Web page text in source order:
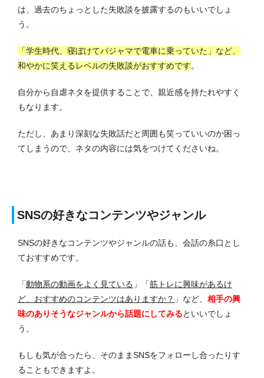
は、過去のちょっとした失敗談を披露するのもいいでしょ
う。
「学生時代、寝ぼけてパジャマで電車に乗っていた」など、
和やかに笑えるレベルの失敗談がおすすめです。
自分から自虐ネタを提供することで、親近感を持たれやすく
もなります。
ただし、あまり深刻な失敗話だと周囲も笑っていいのか困っ
てしまうので、ネタの内容には気をつけてくださいね。
SNSの好きなコンテンツやジャンル
SNSの好きなコンテンツやジャンルの話も、会話の糸口とし
ておすすめです。
「動物系の動画をよく見ている 」「筋トレに興味があるけ
ど、おすすめのコンテンツはありますか？ 」など、 相手の興
味のありそうなジャンルから話題にしてみるといいでしょ
う。
もしも気が合ったら、そのままSNSをフォローし合ったりす
ることもできますよ。